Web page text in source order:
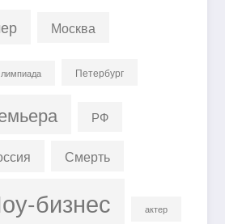
Москва
Петербург
РФ
Смерть
бизнес актер